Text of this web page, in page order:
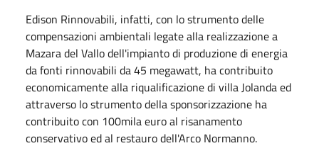
Edison Rinnovabili, infatti, con lo strumento delle
compensazioni ambientali legate alla realizzazione a
Mazara del Vallo dell'impianto di produzione di energia
da fonti rinnovabili da 45 megawatt, ha contribuito
economicamente alla riqualificazione di villa Jolanda ed
attraverso lo strumento della sponsorizzazione ha
contribuito con 100mila euro al risanamento
conservativo ed al restauro dell'Arco Normanno.